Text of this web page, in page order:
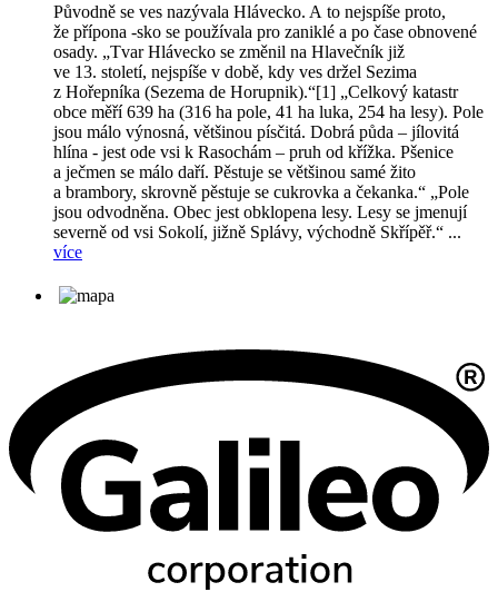
Původně se ves nazývala Hlávecko. A to nejspíše proto,
že přípona -sko se používala pro zaniklé a po čase obnovené
osady. „Tvar Hlávecko se změnil na Hlavečník již
ve 13. století, nejspíše v době, kdy ves držel Sezima
z Hořepníka (Sezema de Horupnik).“[1] „Celkový katastr
obce měří 639 ha (316 ha pole, 41 ha luka, 254 ha lesy). Pole
jsou málo výnosná, většinou písčitá. Dobrá půda – jílovitá
hlína - jest ode vsi k Rasochám – pruh od křížka. Pšenice
a ječmen se málo daří. Pěstuje se většinou samé žito
a brambory, skrovně pěstuje se cukrovka a čekanka.“ „Pole
jsou odvodněna. Obec jest obklopena lesy. Lesy se jmenují
severně od vsi Sokolí, jižně Splávy, východně Skřípěř.“ ...
více